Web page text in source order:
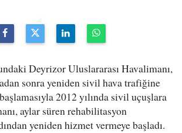
Deyrizor Uluslararası Havalimanı,
sonra yeniden sivil hava trafiğine
2012 yılında sivil uçuşlara
aylar süren rehabilitasyon
yeniden hizmet vermeye başladı.